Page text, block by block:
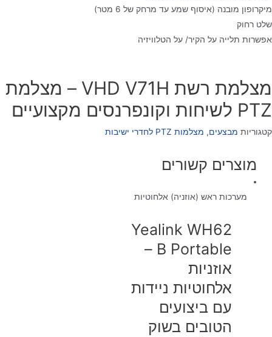
מיקרופון מובנה (איסוף שמע עד מרחק של 6 מטר)
שלט רחוק
אפשרות תלייה על הקיר/ על הטלוויזיה
מצלמת רשת VHD V71H – מצלמת
PTZ לשיחות וקונפרנסים מקצועיים
קטגוריות מבצעים, מצלמות PTZ לחדרי ישיבות
מוצרים קשורים
מערכות ראש (אוזניה) אלחוטיות
Yealink WH62
B Portable –
אוזניות
אלחוטיות ניידות
עם ביצועים
הטובים בשוק